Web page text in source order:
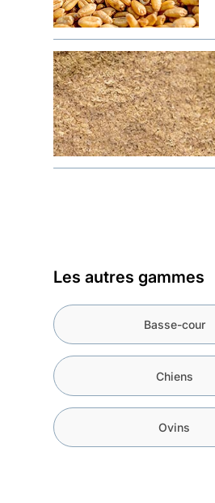
Les autres gammes
Basse-cour
Chiens
Ovins